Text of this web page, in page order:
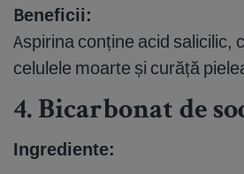
Beneficii:
Aspirina conține acid salicilic,
celulele moarte și curăță
4. Bicarbonat de
Ingrediente: